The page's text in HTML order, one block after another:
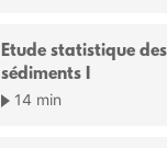
Etude statistique des
sédiments I
14 min